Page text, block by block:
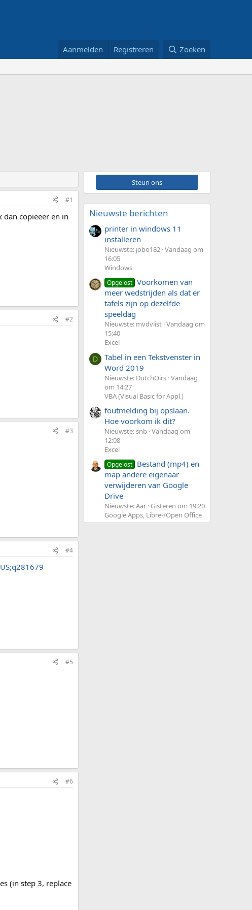
Aanmelden Registreren Zoeken
#1
dan copieeer en in
#2
#3
#4
#5
#6
(in step 3, replace
Steun ons
Nieuwste berichten
printer in windows 11
installeren
Nieuwste: jobo182 Vandaag om
16:05
Windows
Opgelost Voorkomen van
meer wedstrijden als dat er
tafels zijn op dezelfde
speeldag
Nieuwste: mvdvlist Vandaag om
15:40
Excel
D
Tabel in een Tekstvenster in
Word 2019
Nieuwste: DutchOirs Vandaag
om 14:27
VBA (Visual Basic for Appl.)
foutmelding bij opslaan.
Hoe voorkom ik dit?
Nieuwste: snb Vandaag om
12:08
Excel
Opgelost Bestand (mp4) en
map andere eigenaar
verwijderen van Google
Drive
Nieuwste: Aar Gisteren om 19:20
Google Apps, Libre-/Open Office